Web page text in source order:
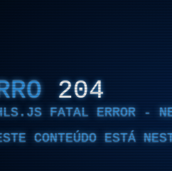
204
FATAL ERROR -
CONTEÚDO ESTÁ